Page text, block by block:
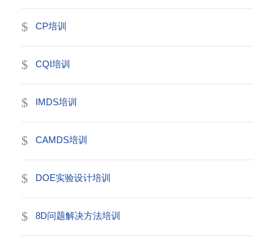
CP培训
CQI培训
IMDS培训
CAMDS培训
DOE实验设计培训
8D问题解决方法培训